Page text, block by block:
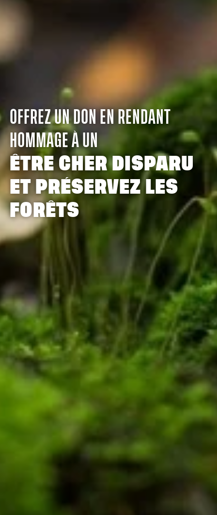
OFFREZ UN DON EN RENDANT
HOMMAGE À UN
ÊTRE CHER DISPARU
ET PRÉSERVEZ LES
FORÊTS